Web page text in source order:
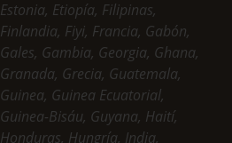
Estonia, Etiopía, Filipinas,
Finlandia, Fiyi, Francia, Gabón,
Gales, Gambia, Georgia, Ghana,
Granada, Grecia, Guatemala,
Guinea, Guinea Ecuatorial,
Guinea-Bisáu, Guyana, Haití,
Honduras, Hungría, India,